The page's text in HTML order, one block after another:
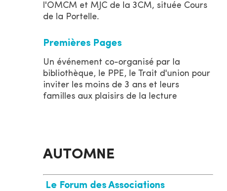
l'OMCM et MJC de la 3CM, située Cours
de la Portelle.
Premières Pages
Un événement co-organisé par la
bibliothèque, le PPE, le Trait d'union pour
inviter les moins de 3 ans et leurs
familles aux plaisirs de la lecture
AUTOMNE
Le Forum des Associations